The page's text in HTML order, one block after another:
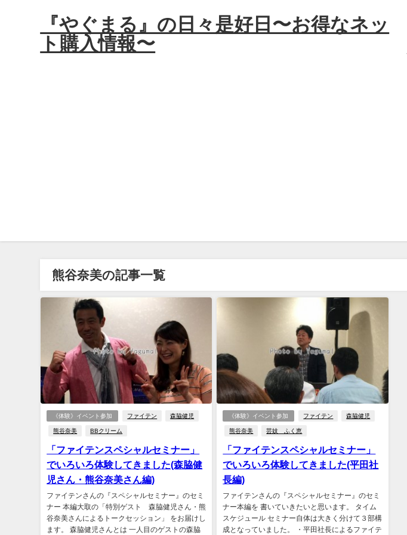
『やぐまる』の日々是好日〜お得なネッ
ト購入情報〜
熊谷奈美の記事一覧
《体験》イベント参加 ファイテン 森脇健児
熊谷奈美 BBクリーム
「ファイテンスペシャルセミナー」
でいろいろ体験してきました(森脇健
児さん・熊谷奈美さん編)
ファイテンさんの『スペシャルセミナー』のセミ
ナー 本編大取の「特別ゲスト 森脇健児さん・熊
谷奈美さんによるトークセッション」 をお届けし
ます。 森脇健児さんとは 一人目のゲストの森脇
《体験》イベント参加 ファイテン 森脇健児
熊谷奈美 芸妓 ふく恵
「ファイテンスペシャルセミナー」
でいろいろ体験してきました(平田社
長編)
ファイテンさんの『スペシャルセミナー』のセミ
ナー本編を 書いていきたいと思います。 タイム
スケジュール セミナー自体は大きく分けて３部構
成となっていました。 ・平田社長によるファイテ